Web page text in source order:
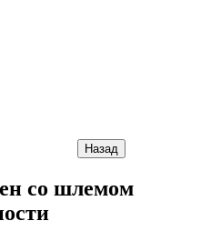
Назад
со шлемом